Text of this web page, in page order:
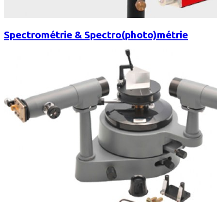
Spectrométrie & Spectro(photo)métrie